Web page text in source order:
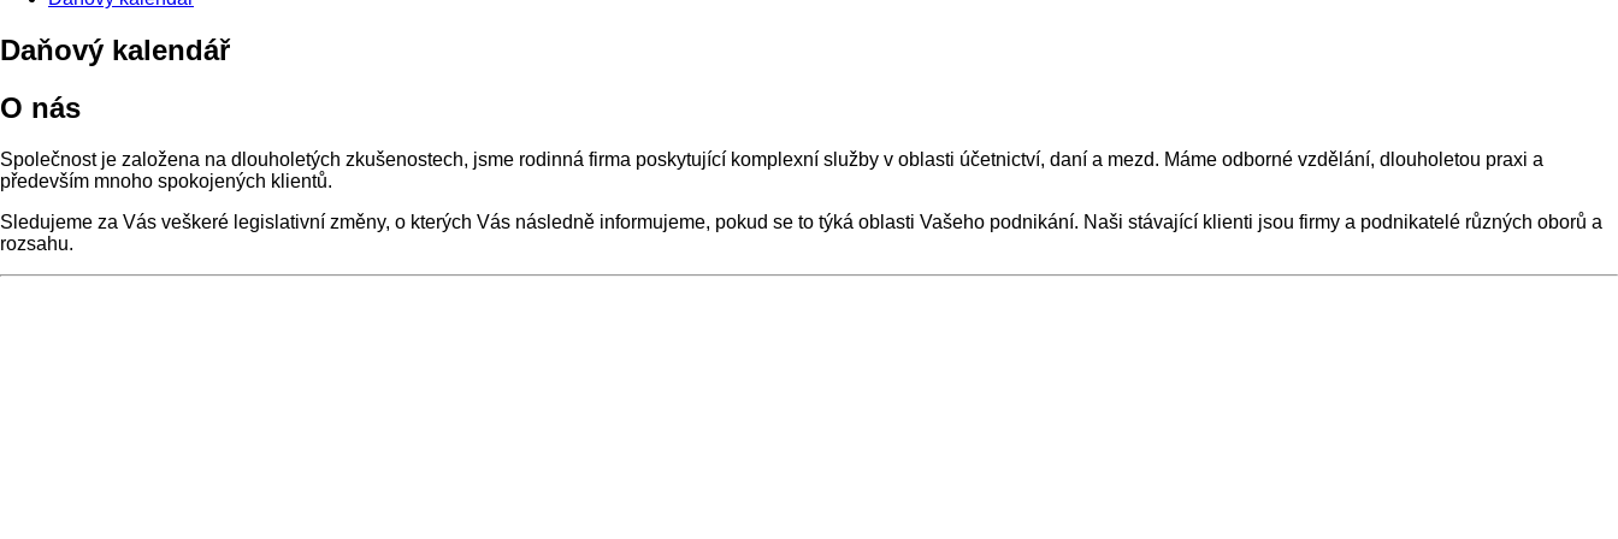
Daňový kalendář
O nás
Společnost je založena na dlouholetých zkušenostech, jsme rodinná firma poskytující komplexní služby v oblasti účetnictví, daní a mezd. Máme odborné vzdělání, dlouholetou praxi a
především mnoho spokojených klientů.
Sledujeme za Vás veškeré legislativní změny, o kterých Vás následně informujeme, pokud se to týká oblasti Vašeho podnikání. Naši stávající klienti jsou firmy a podnikatelé různých oborů a
rozsahu.